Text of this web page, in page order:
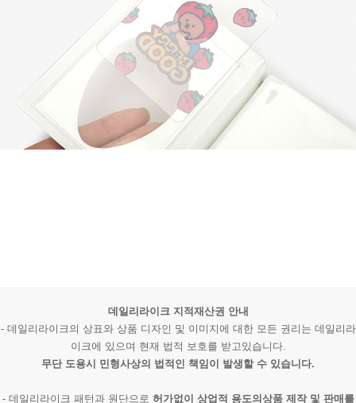
데일리라이크 지적재산권 안내
- 데일리라이크의 상표와 상품 디자인 및 이미지에 대한 모든 권리는 데일리라
이크에 있으며 현재 법적 보호를 받고있습니다.
무단 도용시 민형사상의 법적인 책임이 발생할 수 있습니다.
- 데일리라이크 패턴과 원단으로 허가없이 상업적 용도의상품 제작 및 판매를